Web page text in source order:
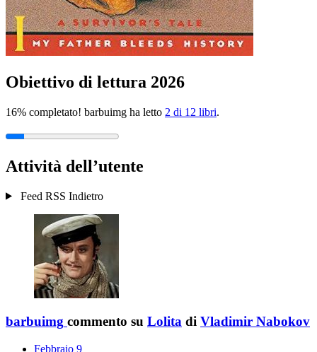
Obiettivo di lettura 2026
16% completato! barbuimg ha letto 2 di 12 libri.
Attività dell’utente
Feed RSS Indietro
barbuimg commento su Lolita di Vladimir Nabokov
Febbraio 9